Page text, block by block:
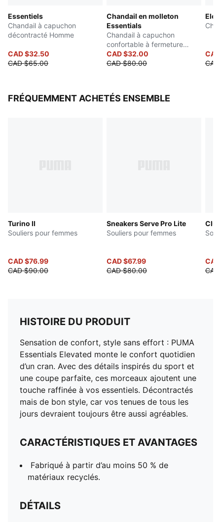
Essentiels
Chandail à capuchon
décontracté Homme
CAD $32.50
CAD $65.00
Chandail en molleton
Essentials
Chandail à capuchon
confortable à fermeture
éclair entière Femme
CAD $32.00
CAD $80.00
FRÉQUEMMENT ACHETÉS ENSEMBLE
Turino II
Souliers pour femmes
CAD $76.99
CAD $90.00
Sneakers Serve Pro Lite
Souliers pour femmes
CAD $67.99
CAD $80.00
HISTOIRE DU PRODUIT
Sensation de confort, style sans effort : PUMA
Essentials Elevated monte le confort quotidien
d’un cran. Avec des détails inspirés du sport et
une coupe parfaite, ces morceaux ajoutent une
touche raffinée à vos essentiels. Décontractés
mais de bon style, car vos tenues de tous les
jours devraient toujours être aussi agréables.
CARACTÉRISTIQUES ET AVANTAGES
Fabriqué à partir d’au moins 50 % de
matériaux recyclés.
DÉTAILS